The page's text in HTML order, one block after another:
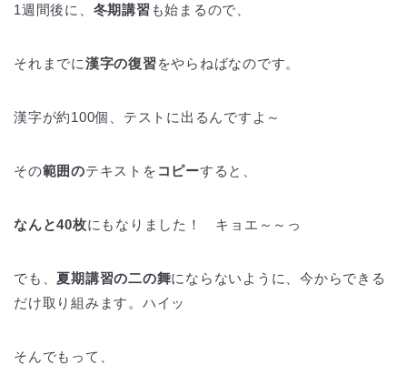
1週間後に、 冬期講習 も始まるので、
それまでに漢字の復習 をやらねばなのです。
漢字が約100個、テストに出るんですよ～
その範囲のテキストを コピーすると、
なんと40枚にもなりました！ キョエ～～っ
でも、夏期講習の二の舞にならないように、今からできる
だけ取り組みます。ハイッ
そんでもって、